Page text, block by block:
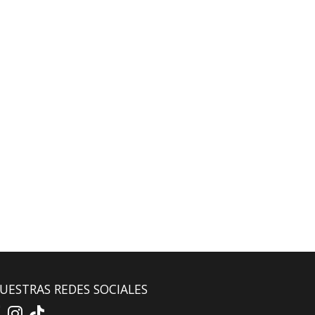
REDES SOCIALES